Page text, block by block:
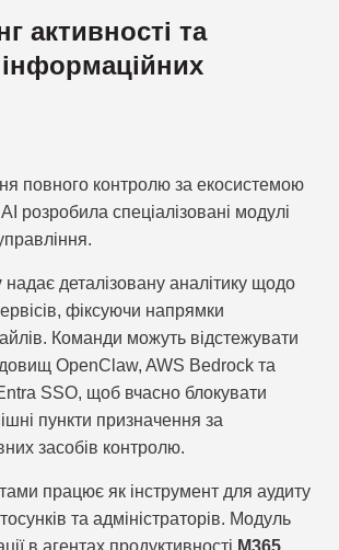
активності та
повного контролю за екосистемою
розробила спеціалізовані модулі
надає деталізовану аналітику щодо
фіксуючи напрямки
Команди можуть відстежувати
OpenClaw, AWS Bedrock та
SSO, щоб вчасно блокувати
пункти призначення за
засобів контролю.
працює як інструмент для аудиту
та адміністраторів. Модуль
в агентах продуктивності M365,